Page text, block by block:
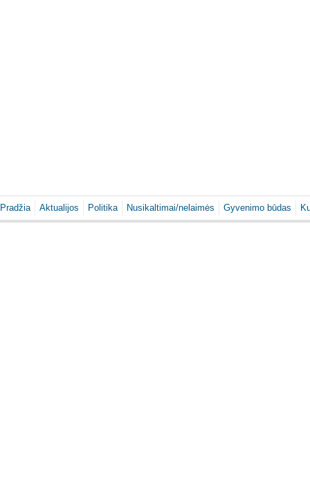
Pradžia Aktualijos Politika Nusikaltimai/nelaimės Gyvenimo būdas